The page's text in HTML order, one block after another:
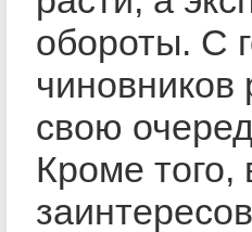
обороты. С
чиновников
свою
Кроме того,